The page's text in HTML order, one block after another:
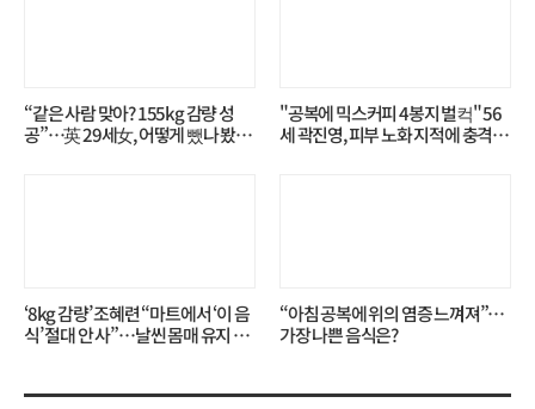
“같은 사람 맞아? 155kg 감량 성
공”…英 29세女, 어떻게 뺐나 봤더
"공복에 믹스커피 4봉지 벌컥" 56
세 곽진영, 피부 노화 지적에 충격…
‘8kg 감량’ 조혜련 “마트에서 ‘이 음
식’ 절대 안 사”…날씬 몸매 유지 비
“아침 공복에 위의 염증 느껴져”…
가장 나쁜 음식은?